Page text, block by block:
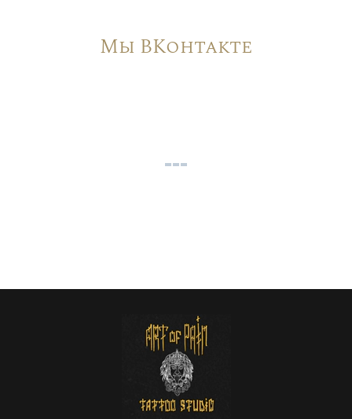
Мы ВКонтакте